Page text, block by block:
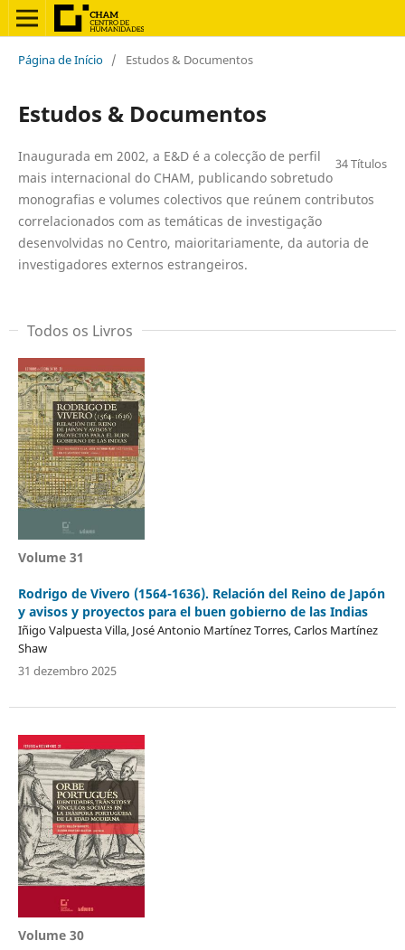
Página de Início / Estudos & Documentos
Estudos & Documentos
34 Títulos
Inaugurada em 2002, a E&D é a colecção de perfil
mais internacional do CHAM, publicando sobretudo
monografias e volumes colectivos que reúnem contributos
correlacionados com as temáticas de investigação
desenvolvidas no Centro, maioritariamente, da autoria de
investigadores externos estrangeiros.
Todos os Livros
Volume 31
Rodrigo de Vivero (1564-1636). Relación del Reino de Japón
y avisos y proyectos para el buen gobierno de las Indias
Iñigo Valpuesta Villa, José Antonio Martínez Torres, Carlos Martínez
Shaw
31 dezembro 2025
Volume 30